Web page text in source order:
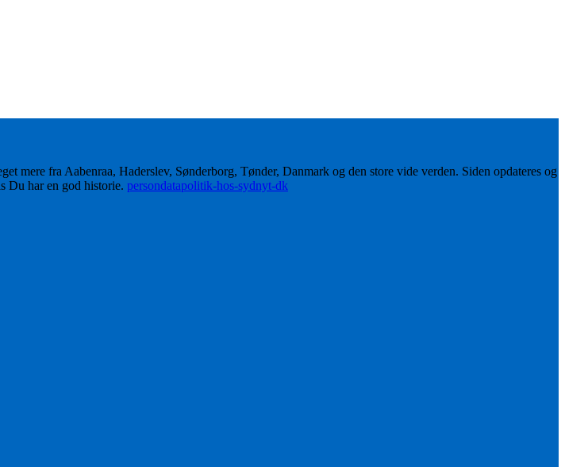
mere fra Aabenraa, Haderslev, Sønderborg, Tønder, Danmark og den store vide verden. Siden opdateres og
Du har en god historie. persondatapolitik-hos-sydnyt-dk